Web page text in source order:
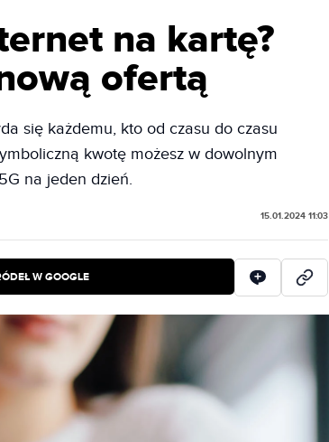
na kartę?
ofertą
się każdemu, kto od czasu do czasu
kwotę możesz w dowolnym
na jeden dzień.
15.01.2024 11:03
W GOOGLE